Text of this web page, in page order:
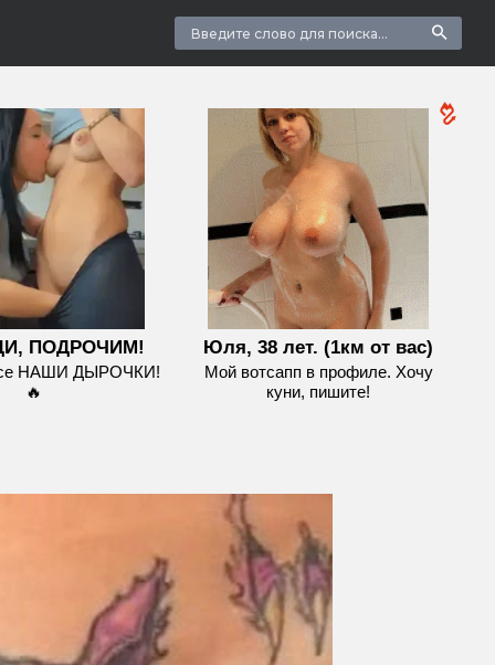
ПОДРОЧИМ!
НАШИ ДЫРОЧКИ!
🔥
Юля, 38 лет. (1км от вас)
Мой вотсапп в профиле. Хочу
куни, пишите!